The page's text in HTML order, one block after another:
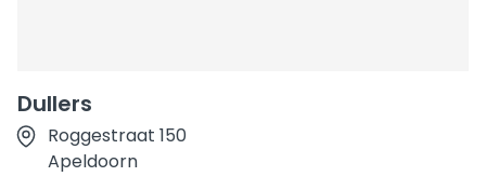
Dullers
Roggestraat 150
Apeldoorn